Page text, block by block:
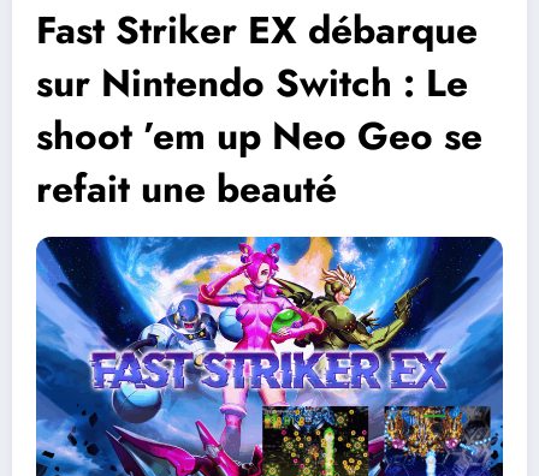
Fast Striker EX débarque
sur Nintendo Switch : Le
shoot ’em up Neo Geo se
refait une beauté